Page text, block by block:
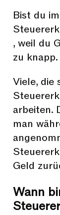
Bist du
, weil du
zu knapp.
Viele, die
arbeiten.
man
Geld
Wann